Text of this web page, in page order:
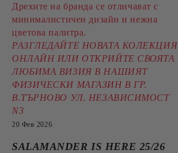
Дрехите на бранда се отличават с
минималистичен дизайн и нежна
цветова палитра.
РАЗГЛЕДАЙТЕ НОВАТА КОЛЕКЦИЯ
ОНЛАЙН ИЛИ ОТКРИЙТЕ СВОЯТА
ЛЮБИМА ВИЗИЯ В НАШИЯТ
ФИЗИЧЕСКИ МАГАЗИН В ГР.
В.ТЪРНОВО УЛ. НЕЗАВИСИМОСТ
N3
20 Фев 2026
SALAMANDER IS HERE 25/26